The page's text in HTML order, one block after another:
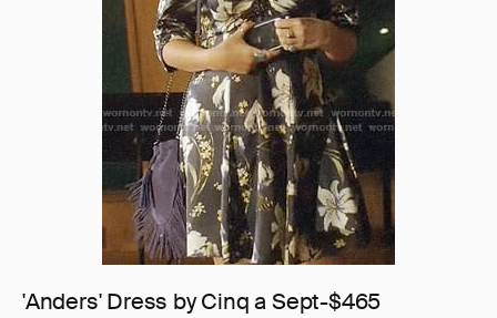
'Anders' Dress by Cinq a Sept-$465